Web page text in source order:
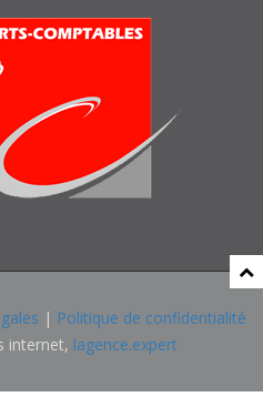
| Politique de confidentialité
internet, lagence.expert